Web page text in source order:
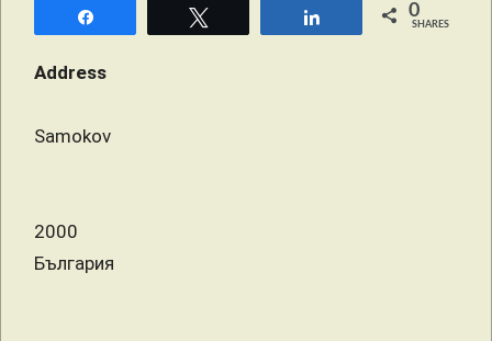
0
SHARES
Address
Samokov
2000
България